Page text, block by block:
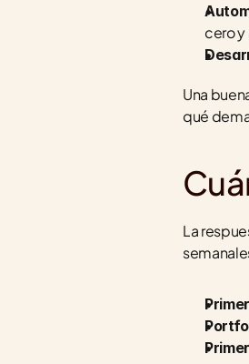
cero
Una
qué
La